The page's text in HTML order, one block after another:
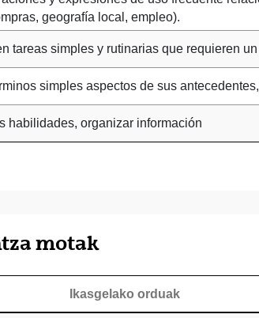
geografía local, empleo).
tareas simples y rutinarias que requieren
simples aspectos de sus
habilidades, organizar información
motak
Ikasgelako orduak